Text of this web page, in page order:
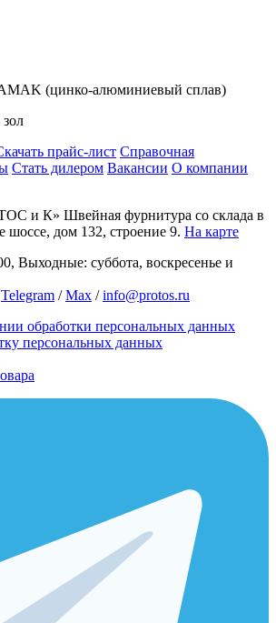
(цинко-алюминиевый сплав)
прайс-лист Справочная
Стать дилером Вакансии О компании
и К» Швейная фурнитура со склада в
шоссе, дом 132, строение 9. На карте
Выходные: суббота, воскресенье и
Telegram /Max /info@protos.ru
обработки персональных данных
персональных данных